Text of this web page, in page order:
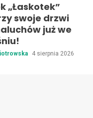
„Łaskotek”
swoje drzwi
już we
4 sierpnia 2026